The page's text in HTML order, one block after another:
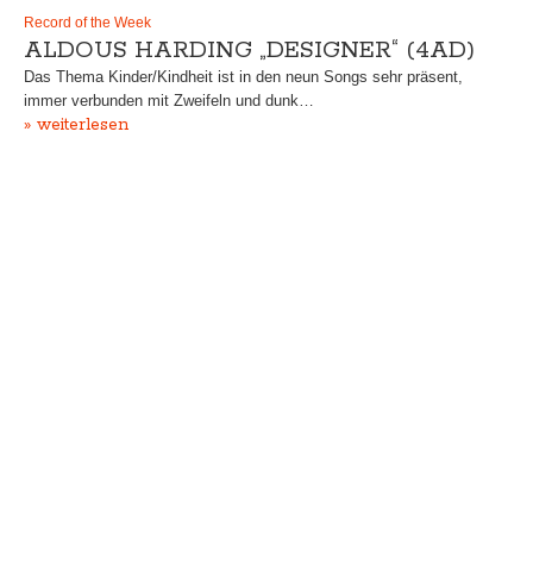
Record of the Week
ALDOUS HARDING „DESIGNER“ (4AD)
Das Thema Kinder/Kindheit ist in den neun Songs sehr präsent,
immer verbunden mit Zweifeln und dunk…
» weiterlesen